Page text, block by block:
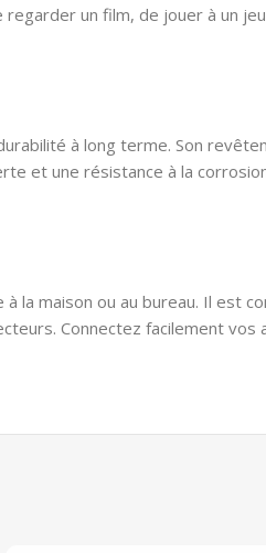
un film, de jouer à un
à long terme. Son
et une résistance à la
la maison ou au bureau. Il est
Connectez facilement vos